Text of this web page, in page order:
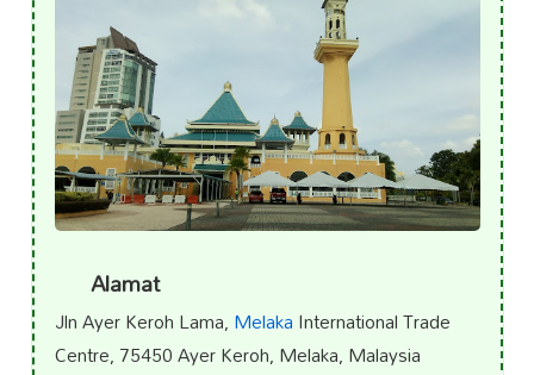
Alamat
Jln Ayer Keroh Lama,MelakaInternational Trade
Centre, 75450 Ayer Keroh, Melaka, Malaysia